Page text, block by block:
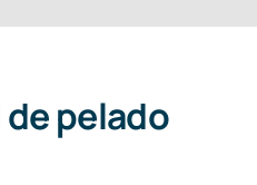
pelado